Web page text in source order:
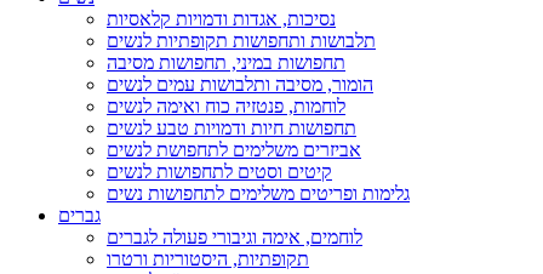
נסיכות, אגדות ודמויות קלאסיות
תלבושות ותחפושות תקופתיות לנשים
תחפושות במיני, תחפושות מסיבה
הומור, מסיבה ותלבושות עמים לנשים
לוחמות, פנטזיה כוח ואימה לנשים
תחפושות חיות ודמויות טבע לנשים
אביזרים משלימים לתחפושת לנשים
קיטים וסטים לתחפושות לנשים
גלימות ופריטים משלימים לתחפושות נשים
גברים
לוחמים, אימה וגיבורי פעולה לגברים
תקופתיות, היסטוריות ורטרו